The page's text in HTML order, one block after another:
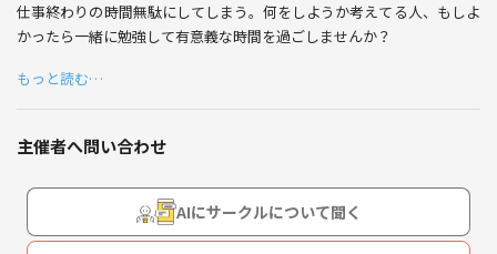
仕事終わりの時間無駄にしてしまう。何をしようか考えてる人、もしよ
かったら一緒に勉強して有意義な時間を過ごしませんか？
もっと読む…
主催者へ問い合わせ
AIにサークルについて聞く